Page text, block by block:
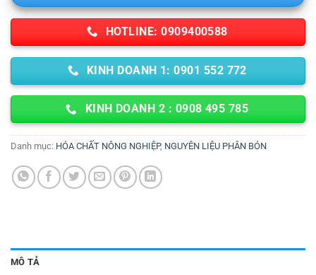
HOTLINE: 0909400588
KINH DOANH 1: 0901 552 772
KINH DOANH 2 : 0908 495 785
Danh mục: HÓA CHẤT NÔNG NGHIỆP, NGUYÊN LIỆU PHÂN BÓN
MÔ TẢ